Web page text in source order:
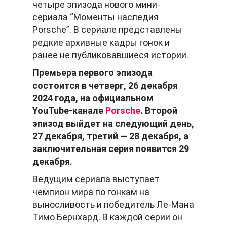
четыре эпизода нового мини-
сериала “Моменты наследия
Porsche”. В сериале представлены
редкие архивные кадры гонок и
ранее не публиковавшиеся истории.
Премьера первого эпизода
состоится в четверг, 26 декабря
2024 года, на официальном
YouTube-канале Porsche. Второй
эпизод выйдет на следующий день,
27 декабря, третий — 28 декабря, а
заключительная серия появится 29
декабря.
Ведущим сериала выступает
чемпион мира по гонкам на
выносливость и победитель Ле-Мана
Тимо Бернхард. В каждой серии он